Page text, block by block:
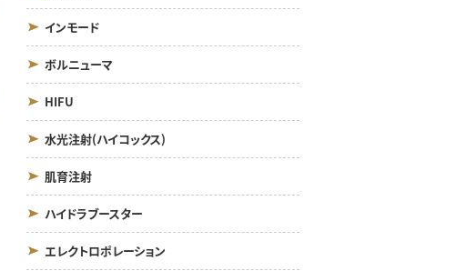
インモード
ボルニューマ
HIFU
水光注射(ハイコックス)
肌育注射
ハイドラブースター
エレクトロポレーション